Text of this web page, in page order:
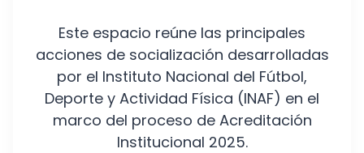
Este espacio reúne las principales
acciones de socialización desarrolladas
por el Instituto Nacional del Fútbol,
Deporte y Actividad Física (INAF) en el
marco del proceso de Acreditación
Institucional 2025.